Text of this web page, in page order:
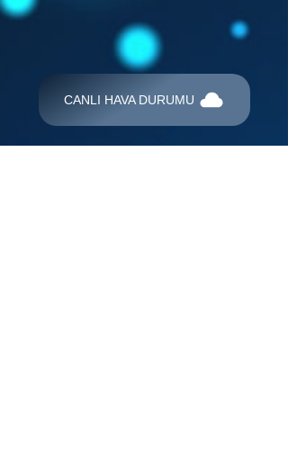
CANLI HAVA DURUMU